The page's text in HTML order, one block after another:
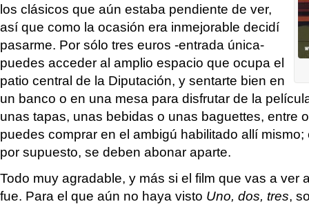
los clásicos que aún estaba pendiente de ver,
así que como la ocasión era inmejorable decidí
pasarme. Por sólo tres euros -entrada única-
puedes acceder al amplio espacio que ocupa el
patio central de la Diputación, y sentarte bien en
un banco o en una mesa para disfrutar de la
unas tapas, unas bebidas o unas baguettes, entre
puedes comprar en el ambigú habilitado allí
por supuesto, se deben abonar aparte.
Todo muy agradable, y más si el film que vas a ver
fue. Para el que aún no haya visto Uno, dos, tres,